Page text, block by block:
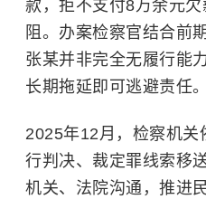
款，拒不支付8万余元
阻。办案检察官结合前
张某并非完全无履行能
长期拖延即可逃避责任。
2025年12月，检察机关
行判决、裁定罪线索移
机关、法院沟通，推进